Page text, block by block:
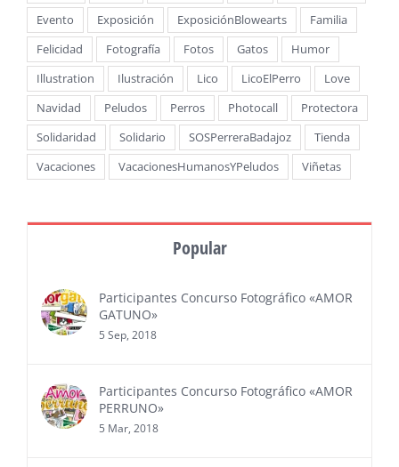
Evento
Exposición ExposiciónBlowearts
Familia
Felicidad
Fotografía Fotos Gatos
Humor
Illustration
Ilustración Lico LicoElPerro
Love
Navidad
Peludos Perros Photocall
Protectora
Solidaridad
Solidario SOSPerreraBadajoz
Tienda
Vacaciones
VacacionesHumanosYPeludos Viñetas
Popular
Participantes Concurso Fotográfico «AMOR
GATUNO»
5 Sep, 2018
Participantes Concurso Fotográfico «AMOR
PERRUNO»
5 Mar, 2018